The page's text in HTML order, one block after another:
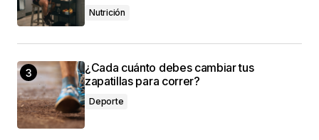
Nutrición
¿Cada cuánto debes cambiar tus
zapatillas para correr?
Deporte